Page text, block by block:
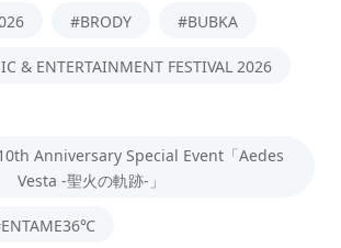
#BRODY #BUBKA
& ENTERTAINMENT FESTIVAL 2026
Anniversary Special Event「Aedes
Vesta -聖火の軌跡-」